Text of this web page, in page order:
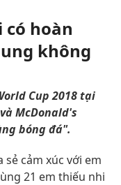
có hoàn
không
Cup 2018 tại
McDonald's
bóng đá".
cảm xúc với em
21 em thiếu nhi